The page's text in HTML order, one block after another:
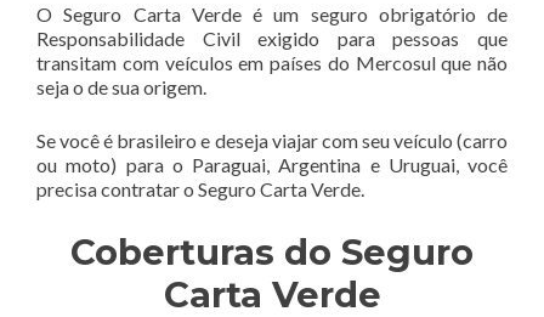
O Seguro Carta Verde é um seguro obrigatório de
Responsabilidade Civil exigido para pessoas que
transitam com veículos em países do Mercosul que não
seja o de sua origem.
Se você é brasileiro e deseja viajar com seu veículo (carro
ou moto) para o Paraguai, Argentina e Uruguai, você
precisa contratar o Seguro Carta Verde.
Coberturas do Seguro
Carta Verde